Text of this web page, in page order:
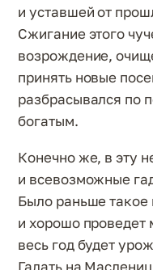
и уставшей от
Сжигание этого
возрождение,
принять новые
разбрасывался по
богатым.
Конечно же, в эту
и всевозможные
Было раньше такое
и хорошо проведет
весь год будет
Гадать на